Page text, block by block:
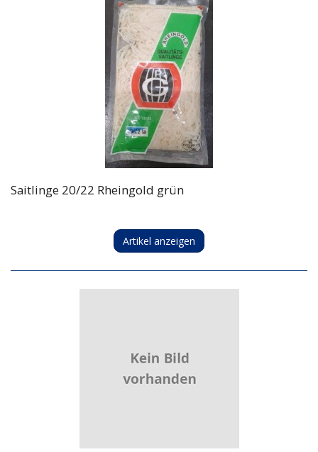
Saitlinge 20/22 Rheingold grün
Artikel anzeigen